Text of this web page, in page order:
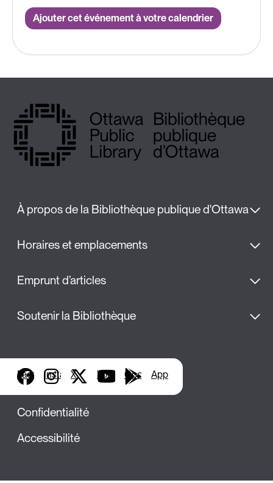
Ajouter cet événement à votre calendrier
À propos de la Bibliothèque publique d'Ottawa
Horaires et emplacements
Emprunt d’articles
Soutenir la Bibliothèque
FacebookInstagram
X YouTubeGoogle PlayApplis de bibliothèque
Confidentialité
Accessibilité